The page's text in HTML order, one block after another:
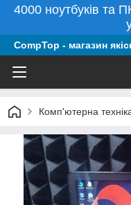
4000 ноутбуків та
CompTop - магазин
Комп'ютерна